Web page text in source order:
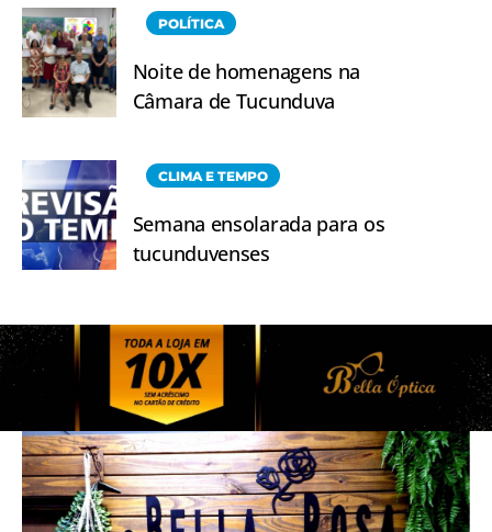
POLÍTICA
Noite de homenagens na
Câmara de Tucunduva
CLIMA E TEMPO
Semana ensolarada para os
tucunduvenses